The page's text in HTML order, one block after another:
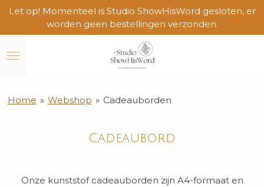
Ga
naar
de
Let op! Momenteel is Studio ShowHisWord gesloten, er
worden geen bestellingen verzonden.
Home » Webshop » Cadeauborden
Cadeaubord
Onze kunststof cadeauborden zijn A4-formaat en